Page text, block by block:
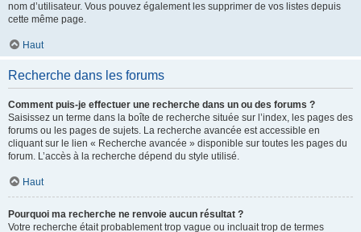
nom d’utilisateur. Vous pouvez également les supprimer de vos listes depuis
cette même page.
Haut
Recherche dans les forums
Comment puis-je effectuer une recherche dans un ou des forums ?
Saisissez un terme dans la boîte de recherche située sur l’index, les pages des
forums ou les pages de sujets. La recherche avancée est accessible en
cliquant sur le lien « Recherche avancée » disponible sur toutes les pages du
forum. L’accès à la recherche dépend du style utilisé.
Haut
Pourquoi ma recherche ne renvoie aucun résultat ?
Votre recherche était probablement trop vague ou incluait trop de termes